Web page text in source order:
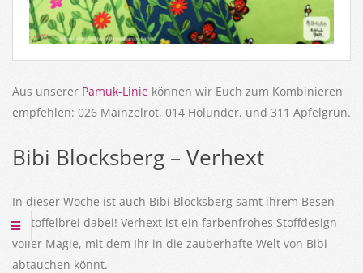
Aus unserer Pamuk-Linie können wir Euch zum Kombinieren
empfehlen: 026 Mainzelrot, 014 Holunder, und 311 Apfelgrün.
Bibi Blocksberg – Verhext
In dieser Woche ist auch Bibi Blocksberg samt ihrem Besen
Kartoffelbrei dabei! Verhext ist ein farbenfrohes Stoffdesign
voller Magie, mit dem Ihr in die zauberhafte Welt von Bibi
abtauchen könnt.